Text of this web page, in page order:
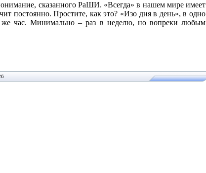
сказанного РаШИ. «Всегда» в нашем мире имеет
постоянно. Простите, как это? «Изо дня в день», в одно
час. Минимально – раз в неделю, но вопреки любым